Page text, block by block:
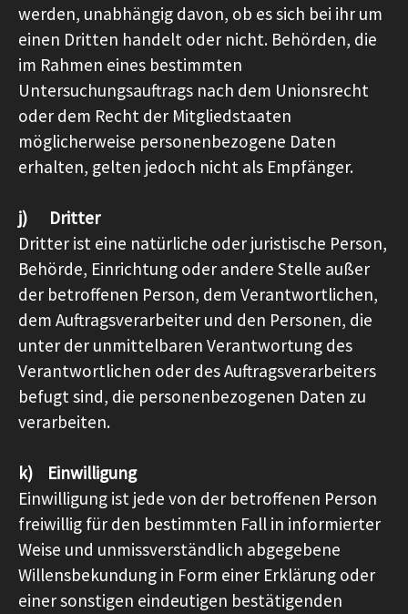
werden, unabhängig davon, ob es sich bei ihr um
einen Dritten handelt oder nicht. Behörden, die
im Rahmen eines bestimmten
Untersuchungsauftrags nach dem Unionsrecht
oder dem Recht der Mitgliedstaaten
möglicherweise personenbezogene Daten
erhalten, gelten jedoch nicht als Empfänger.
j) Dritter
Dritter ist eine natürliche oder juristische Person,
Behörde, Einrichtung oder andere Stelle außer
der betroffenen Person, dem Verantwortlichen,
dem Auftragsverarbeiter und den Personen, die
unter der unmittelbaren Verantwortung des
Verantwortlichen oder des Auftragsverarbeiters
befugt sind, die personenbezogenen Daten zu
verarbeiten.
k) Einwilligung
Einwilligung ist jede von der betroffenen Person
freiwillig für den bestimmten Fall in informierter
Weise und unmissverständlich abgegebene
Willensbekundung in Form einer Erklärung oder
einer sonstigen eindeutigen bestätigenden